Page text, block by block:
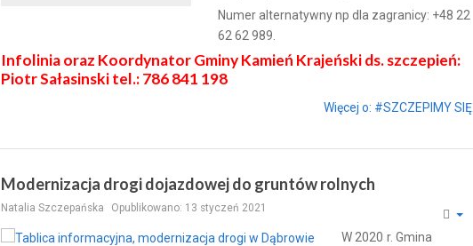
Numer alternatywny np dla zagranicy: +48 22
62 62 989.
Infolinia oraz Koordynator Gminy Kamień Krajeński ds. szczepień:
Piotr Sałasinski tel.: 786 841 198
Więcej o: #SZCZEPIMY SIĘ
Modernizacja drogi dojazdowej do gruntów rolnych
Natalia Szczepańska Opublikowano: 13 styczeń 2021
W 2020 r. Gmina